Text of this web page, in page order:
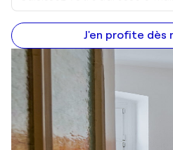
J'en profite dès